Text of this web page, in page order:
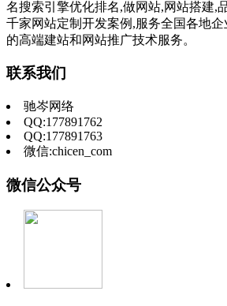
名搜索引擎优化排名,做网站,网站搭建,
千家网站定制开发案例,服务全国各地
的高端建站和网站推广技术服务。
联系我们
驰岑网络
QQ:177891762
QQ:177891763
微信:chicen_com
微信公众号